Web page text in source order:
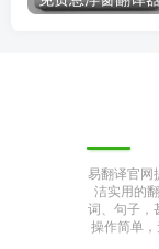
易翻译官网
洁实用的
词、句子，
操作简单